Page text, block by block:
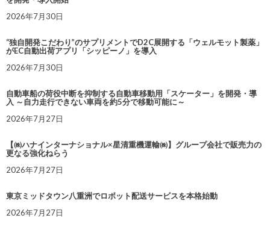
2026年7月30日
“独自開発こだわり”のサプリメントでD2C展開する「ウェルモット製薬」
がEC自動出荷アプリ「シッピーノ」を導入
2026年7月30日
自動車船の荷役中断を抑制する自動車移動用「スケーター」を開発・導
入 ～自力走行できない車両を約5分で移動可能に～
2026年7月27日
【㈱ハナインターナショナル×星清重機運輸㈱】グループ会社で販売力の
更なる強化ねらう
2026年7月27日
東京ミッドタウン八重洲でロボット配送サービスを本格始動
2026年7月27日